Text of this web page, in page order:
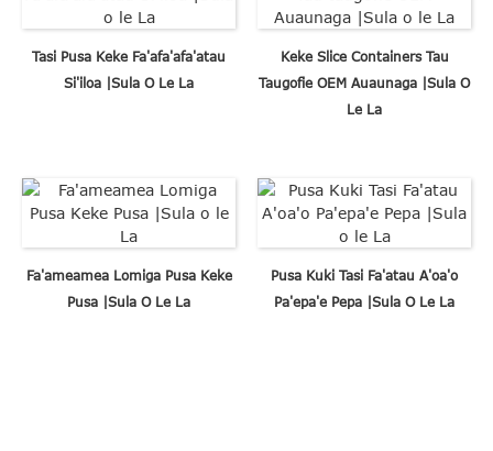
Tasi Pusa Keke Fa'afa'afa'atau
Si'iloa |Sula O Le La
Keke Slice Containers Tau
Taugofie OEM Auaunaga |Sula O
Le La
Fa'ameamea Lomiga Pusa Keke
Pusa |Sula O Le La
Pusa Kuki Tasi Fa'atau A'oa'o
Pa'epa'e Pepa |Sula O Le La